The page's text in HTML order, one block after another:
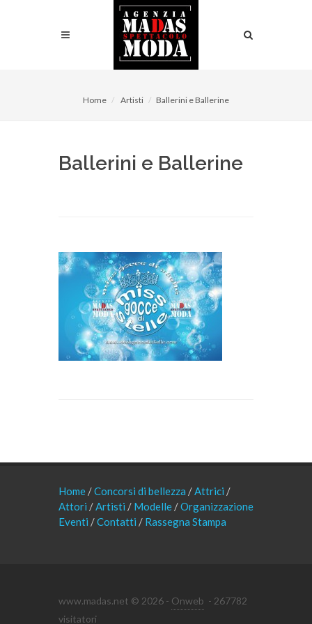
Home Artisti Ballerini e Ballerine
Ballerini e Ballerine
Home /Concorsi di bellezza /Attrici /
Attori /Artisti / Modelle /Organizzazione
Eventi /Contatti / Rassegna Stampa
www.madas.net © 2026 - Onweb - 267782
visitatori